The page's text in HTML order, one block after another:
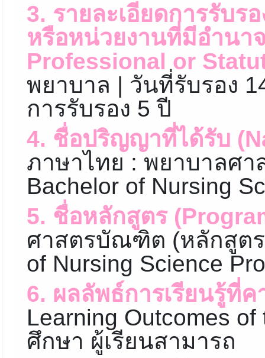
3. รายละเอียดการรับ
หรือหน่วยงานที่มีอำนา
Professional or
พยาบาล | วันที่รับรอง
การรับรอง 5 ปี
4. ชื่อปริญญาที่ได้รับ
ภาษาไทย : พยาบาลศ
Bachelor of Nursing
5. ชื่อหลักสูตร
ศาสตรบัณฑิต (หลักสูตร
of Nursing Science
6. ผลลัพธ์การเรียนรู้ที่
Learning Outcomes of
ศึกษา ผู้เรียนสามารถ